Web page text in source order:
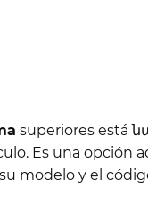
superiores está
Es una
modelo y el